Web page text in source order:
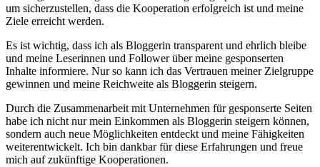
um sicherzustellen, dass die Kooperation erfolgreich ⁢ist ‍und‍ meine
Ziele⁣ erreicht werden.
Es ist wichtig, ⁢dass ‌ich als‌ Bloggerin⁤ transparent und ehrlich bleibe
‌und meine Leserinnen und Follower ⁣über meine gesponserten
Inhalte ‌informiere. Nur so kann⁤ ich das Vertrauen meiner Zielgruppe
gewinnen⁣ und meine Reichweite als Bloggerin steigern.
Durch‍ die Zusammenarbeit mit Unternehmen für gesponserte Seiten
‍habe ich nicht nur mein​ Einkommen als ⁤Bloggerin steigern ⁣können,​
sondern auch neue Möglichkeiten entdeckt und meine Fähigkeiten
⁢weiterentwickelt. Ich bin dankbar für diese Erfahrungen und freue
mich​ auf zukünftige Kooperationen.